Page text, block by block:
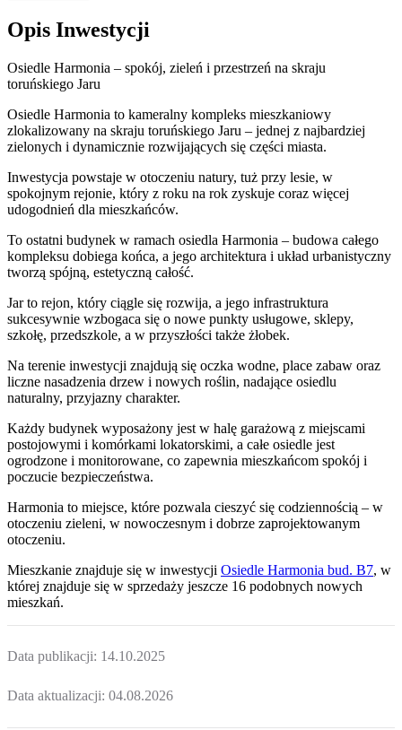
Opis Inwestycji
Osiedle Harmonia – spokój, zieleń i przestrzeń na skraju
toruńskiego Jaru
Osiedle Harmonia to kameralny kompleks mieszkaniowy
zlokalizowany na skraju toruńskiego Jaru – jednej z najbardziej
zielonych i dynamicznie rozwijających się części miasta.
Inwestycja powstaje w otoczeniu natury, tuż przy lesie, w
spokojnym rejonie, który z roku na rok zyskuje coraz więcej
udogodnień dla mieszkańców.
To ostatni budynek w ramach osiedla Harmonia – budowa całego
kompleksu dobiega końca, a jego architektura i układ urbanistyczny
tworzą spójną, estetyczną całość.
Jar to rejon, który ciągle się rozwija, a jego infrastruktura
sukcesywnie wzbogaca się o nowe punkty usługowe, sklepy,
szkołę, przedszkole, a w przyszłości także żłobek.
Na terenie inwestycji znajdują się oczka wodne, place zabaw oraz
liczne nasadzenia drzew i nowych roślin, nadające osiedlu
naturalny, przyjazny charakter.
Każdy budynek wyposażony jest w halę garażową z miejscami
postojowymi i komórkami lokatorskimi, a całe osiedle jest
ogrodzone i monitorowane, co zapewnia mieszkańcom spokój i
poczucie bezpieczeństwa.
Harmonia to miejsce, które pozwala cieszyć się codziennością – w
otoczeniu zieleni, w nowoczesnym i dobrze zaprojektowanym
otoczeniu.
Mieszkanie znajduje się w inwestycji Osiedle Harmonia bud. B7, w
której znajduje się w sprzedaży jeszcze 16 podobnych nowych
mieszkań.
Data publikacji: 14.10.2025
Data aktualizacji: 04.08.2026